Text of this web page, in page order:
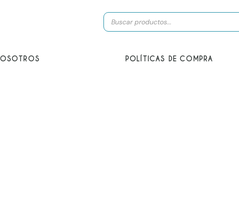
Búsqueda
de
productos
POLÍTICAS DE COMPRA